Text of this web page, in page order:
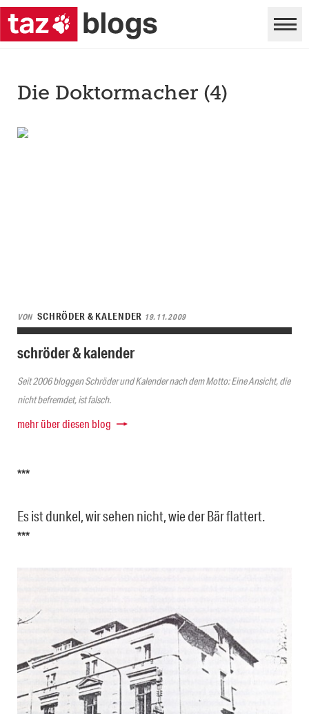
Die Doktormacher (4)
VON SCHRÖDER & KALENDER 19.11.2009
schröder & kalender
Seit 2006 bloggen Schröder und Kalender nach dem Motto: Eine Ansicht, die
nicht befremdet, ist falsch.
mehr über diesen blog
***
Es ist dunkel, wir sehen nicht, wie der Bär flattert.
***